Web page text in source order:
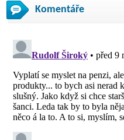
Komentáře